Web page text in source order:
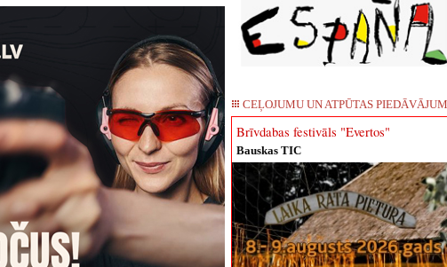
CEĻOJUMU UN ATPŪTAS
Brīvdabas festivāls "Evertos"
Bauskas TIC